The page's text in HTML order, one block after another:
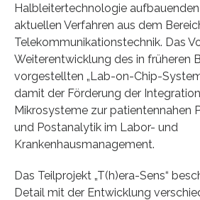
Halbleitertechnologie
aktuellen Verfahren aus dem
Telekommunikationstechnik. Das
Weiterentwicklung des in früheren
vorgestellten „Lab-on-Chip-
damit der Förderung der
Mikrosysteme zur patientennahen
und Postanalytik im Labor- und
Krankenhausmanagement.
Das Teilprojekt „T(h)era-Sens“
Detail mit der Entwicklung